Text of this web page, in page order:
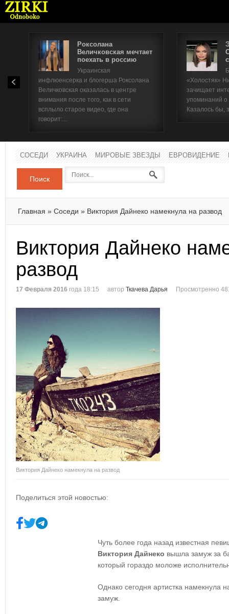
Роксолана
Величковская мечтает
поехать в россию
Украинская
инфлюенсерка и блогерша Роксолана
Величковская оказалась в центре
внимания после того, как в сети
всплыло старое видео, где она
говорит:...
«Холостяк»
зачищает
упоминаний
Казалось бы,
СОСЕДИ УКРАИНА МИРОВЫЕ ЗВЕЗДЫ ЕВРОВИДЕНИЕ
Поиск
Главная » Соседи » Виктория Дайнеко намекнула на развод
Виктория Дайнеко
развод
17 Февраля 2016 года 18:15 автор Ткачева Дарья Просмотренно
Виктория Дайнеко намекнула на развод
Поделиться этой новостью:
Чуть более года назад известная
Виктория Дайнеко вышла замуж за
который гораздо моложе
Однако сегодня артистка намекнула
замуж.
Имя